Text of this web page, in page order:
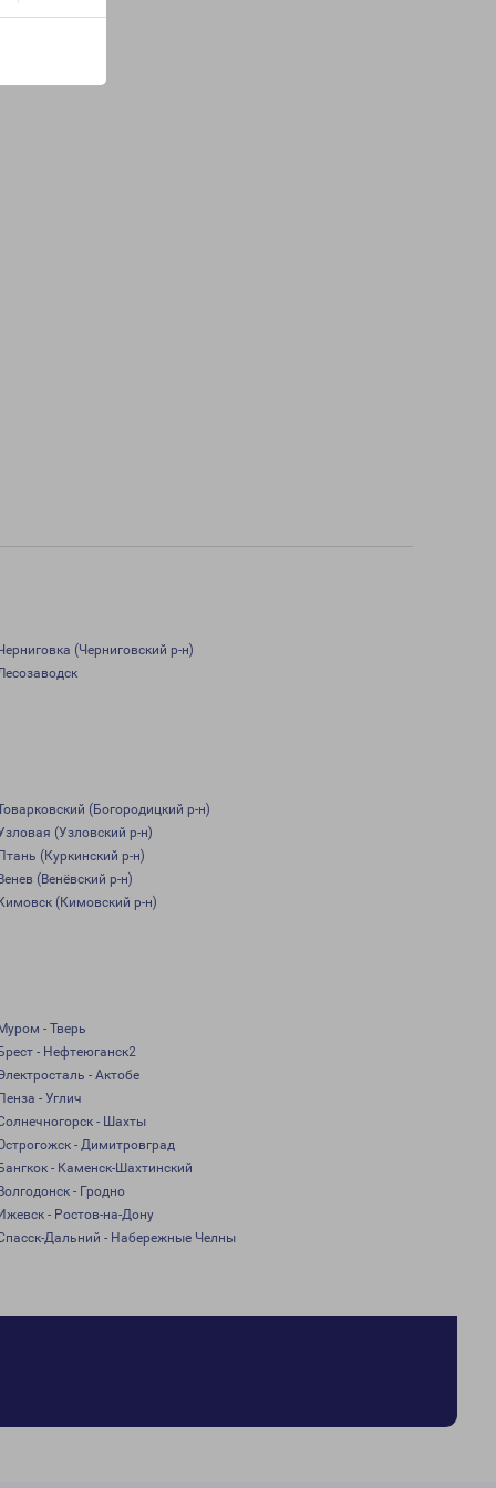
(Черниговский р-н)
(Богородицкий р-н)
(Узловский р-н)
(Куркинский р-н)
(Венёвский р-н)
(Кимовский р-н)
- Тверь
- Нефтеюганск2
- Актобе
- Углич
- Шахты
- Димитровград
- Каменск-Шахтинский
- Гродно
- Ростов-на-Дону
Дальний - Набережные Челны